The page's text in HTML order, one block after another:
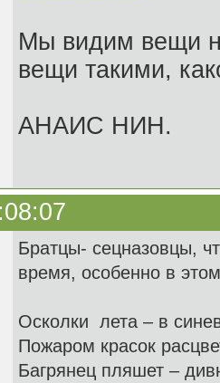
Мы видим вещи
вещи такими,
АНАИС НИН.
Братцы- сецназовцы,
время, особенно в
Осколки лета – в
Пожаром красок
Багрянец пляшет –